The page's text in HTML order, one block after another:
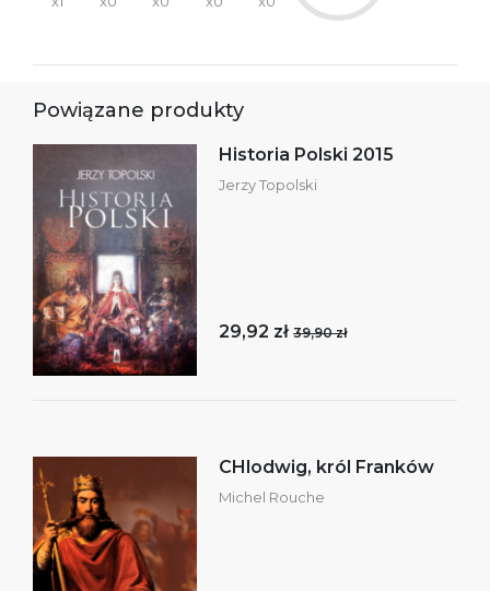
Powiązane produkty
Historia Polski 2015
Jerzy Topolski
29,92 zł 39,90 zł
CHlodwig, król Franków
Michel Rouche